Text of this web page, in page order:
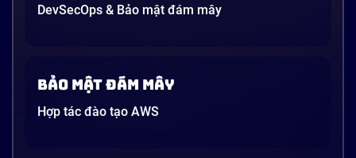
DevSecOps & Bảo mật đám mây
Bảo mật đám mây
Hợp tác đào tạo AWS